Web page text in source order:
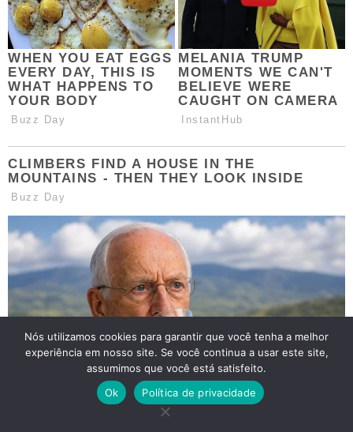
Nós utilizamos cookies para garantir que você tenha a melhor
experiência em nosso site. Se você continua a usar este site,
assumimos que você está satisfeito.
Ok
Política de privacidade